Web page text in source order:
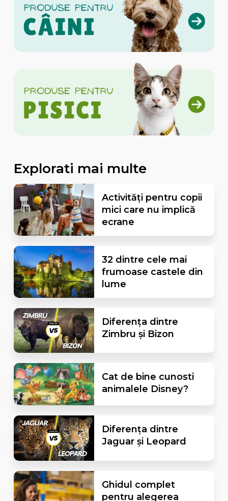
Explorati mai multe
Activități pentru copii
mici care nu implică
ecrane
32 dintre cele mai
frumoase castele din
lume
Diferența dintre
Zimbru și Bizon
Cat de bine cunosti
animalele Disney?
Diferența dintre
Jaguar și Leopard
Ghidul complet
pentru alegerea